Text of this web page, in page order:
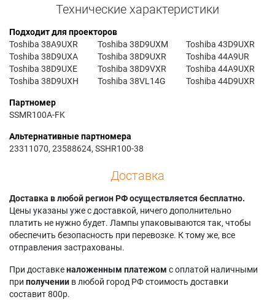
Технические характеристики
Подходит для проекторов
Toshiba 38A9UXR
Toshiba 38D9UXA
Toshiba 38D9UXE
Toshiba 38D9UXH
Toshiba 38D9UXM
Toshiba 38D9UXR
Toshiba 38D9VXR
Toshiba 38VL14G
Toshiba 43D9UXR
Toshiba 44A9UR
Toshiba 44A9UXR
Toshiba 44D9UXR
Партномер
SSMR100A-FK
Альтернативные партномера
23311070, 23588624, SSHR100-38
Доставка
Доставка в любой регион РФ осуществляется бесплатно.
Цены указаны уже с доставкой, ничего дополнительно
платить не нужно будет. Лампы упаковываются так, чтобы
обеспечить безопасность при перевозке. К тому же, все
отправления застрахованы.
При доставкеналоженным платежом с оплатой наличными
при получении в любой город РФ стоимость доставки
составит 800р.